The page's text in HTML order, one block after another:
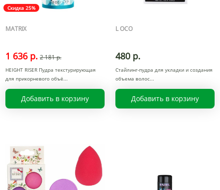
Скидка 25%
MATRIX
1 636 р. 2 181 р.
HEIGHT RISER Пудра текстурирующая
для прикорневого объё
Добавить в корзину
L OCO
480 р.
Стайлинг-пудра для укладки и создания
объема волос
Добавить в корзину